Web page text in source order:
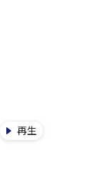
再生